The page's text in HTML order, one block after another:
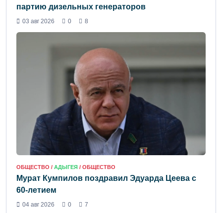
партию дизельных генераторов
03 авг 2026 0 8
ОБЩЕСТВО / АДЫГЕЯ / ОБЩЕСТВО
Мурат Кумпилов поздравил Эдуарда Цеева с
60-летием
04 авг 2026 0 7